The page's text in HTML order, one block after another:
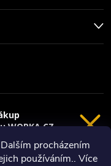
procházením
používáním.. Více
je Vaše.